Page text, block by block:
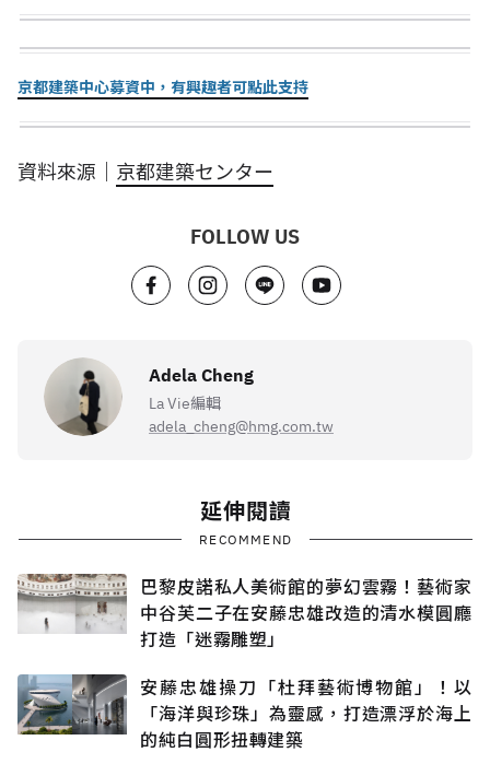
京都建築中心募資中，有興趣者可點此支持
資料來源｜ 京都建築センター
FOLLOW US
Adela Cheng
La Vie編輯
adela_cheng@hmg.com.tw
延伸閱讀
RECOMMEND
巴黎皮諾私人美術館的夢幻雲霧！藝術家
中谷芙二子在安藤忠雄改造的清水模圓廳
打造「迷霧雕塑」
安藤忠雄操刀「杜拜藝術博物館」！以
「海洋與珍珠」為靈感，打造漂浮於海上
的純白圓形扭轉建築